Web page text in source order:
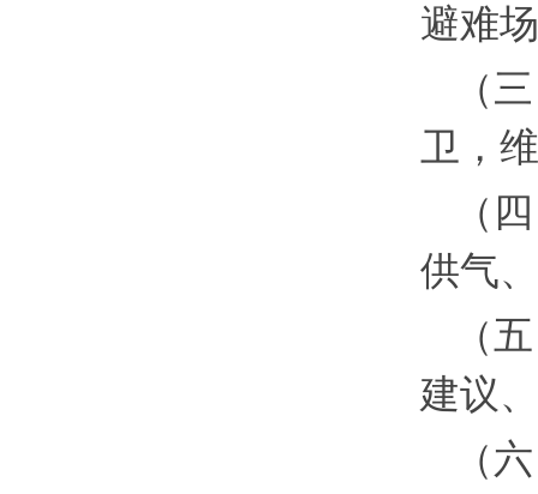
避难
（
卫，
（
供气
（
建议
（